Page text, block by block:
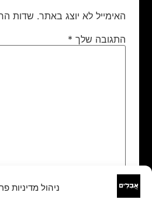
ניהול מדיניות
האימייל לא יוצג באתר. שדות
התגובה שלך *
שם